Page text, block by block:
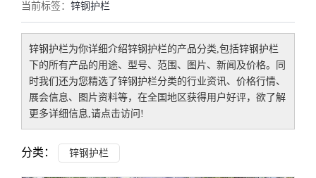
当前标签： 锌钢护栏
锌钢护栏为你详细介绍锌钢护栏的产品分类,包括锌钢护栏
下的所有产品的用途、型号、范围、图片、新闻及价格。同
时我们还为您精选了锌钢护栏分类的行业资讯、价格行情、
展会信息、图片资料等，在全国地区获得用户好评，欲了解
更多详细信息,请点击访问!
分类： 锌钢护栏